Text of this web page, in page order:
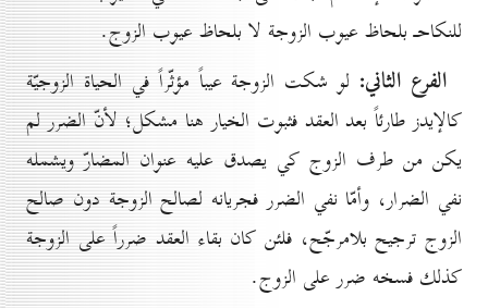
للنكاحـ بلحاظ عيوب الزوجة لا بلحاظ عيوب الزوج.
الفرع الثاني: لو شكت الزوجة عيباً مؤثّراً في الحياة الزوجيّة
كالإيدز طارئاً بعد العقد فثبوت الخيار هنا مشكل؛ لأنّ الضرر لم
يكن من طرف الزوج كي يصدق عليه عنوان المضارّ ويشمله
نفي الضرار، وأمّا نفي الضرر فجريانه لصالح الزوجة دون صالح
الزوج ترجيح بلامرجّح، فلئن كان بقاء العقد ضرراً على الزوجة
كذلك فسخه ضرر على الزوج.